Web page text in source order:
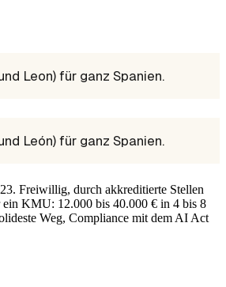
Leon) für ganz Spanien.
León) für ganz Spanien.
Freiwillig, durch akkreditierte Stellen
ein KMU: 12.000 bis 40.000 € in 4 bis 8
Weg, Compliance mit dem AI Act